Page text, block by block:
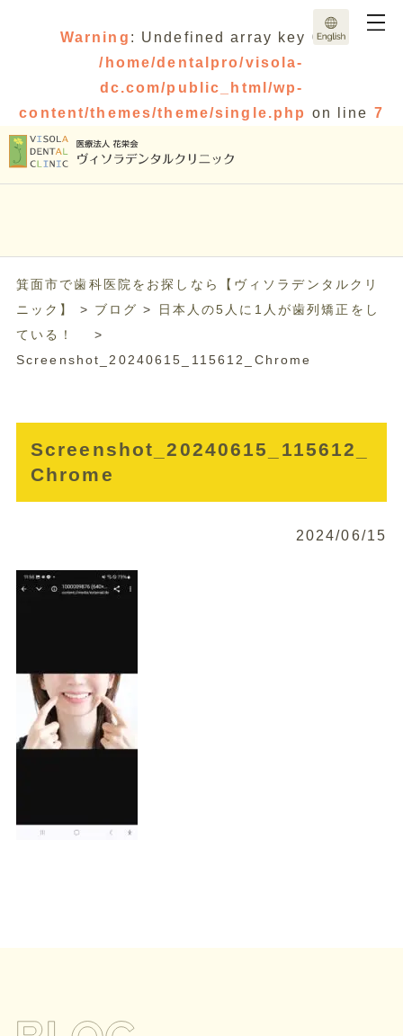
Warning : Undefined array key 0 in
/home/dentalpro/visola-
dc.com/public_html/wp-
content/themes/theme/single.php on line 7
箕面市で歯科医院をお探しなら【ヴィソラデンタルクリ
ニック】
> ブログ >
日本人の5人に1人が歯列矯正をし
ている！
>
Screenshot_20240615_115612_Chrome
Screenshot_20240615_115612_
Chrome
2024/06/15